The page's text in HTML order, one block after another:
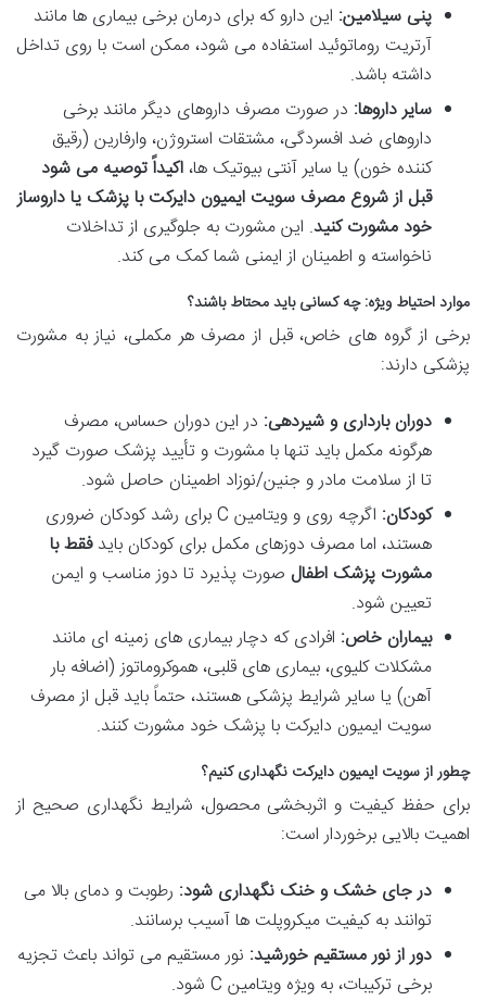
پنی سیلامین: این دارو که برای درمان برخی بیماری ها مانند
آرتریت روماتوئید استفاده می شود، ممکن است با روی تداخل
داشته باشد.
سایر داروها: در صورت مصرف داروهای دیگر مانند برخی
داروهای ضد افسردگی، مشتقات استروژن، وارفارین (رقیق
کننده خون) یا سایر آنتی بیوتیک ها، اکیداً توصیه می شود
قبل از شروع مصرف سویت ایمیون دایرکت با پزشک یا داروساز
خود مشورت کنید. این مشورت به جلوگیری از تداخلات
ناخواسته و اطمینان از ایمنی شما کمک می کند.
موارد احتیاط ویژه: چه کسانی باید محتاط باشند؟
برخی از گروه های خاص، قبل از مصرف هر مکملی، نیاز به مشورت
پزشکی دارند:
دوران بارداری و شیردهی: در این دوران حساس، مصرف
هرگونه مکمل باید تنها با مشورت و تأیید پزشک صورت گیرد
تا از سلامت مادر و جنین/نوزاد اطمینان حاصل شود.
کودکان:
اگرچه روی و ویتامین C برای رشد کودکان ضروری
هستند، اما مصرف دوزهای مکمل برای کودکان بایدفقط با
مشورت پزشک اطفال صورت پذیرد تا دوز مناسب و ایمن
تعیین شود.
بیماران خاص: افرادی که دچار بیماری های زمینه ای مانند
مشکلات کلیوی، بیماری های قلبی، هموکروماتوز (اضافه بار
آهن) یا سایر شرایط پزشکی هستند، حتماً باید قبل از مصرف
سویت ایمیون دایرکت با پزشک خود مشورت کنند.
چطور از سویت ایمیون دایرکت نگهداری کنیم؟
برای حفظ کیفیت و اثربخشی محصول، شرایط نگهداری صحیح از
اهمیت بالایی برخوردار است:
در جای خشک و خنک نگهداری شود: رطوبت و دمای بالا می
توانند به کیفیت میکروپلت ها آسیب برسانند.
دور از نور مستقیم خورشید: نور مستقیم می تواند باعث تجزیه
برخی ترکیبات، به ویژه ویتامین C شود.